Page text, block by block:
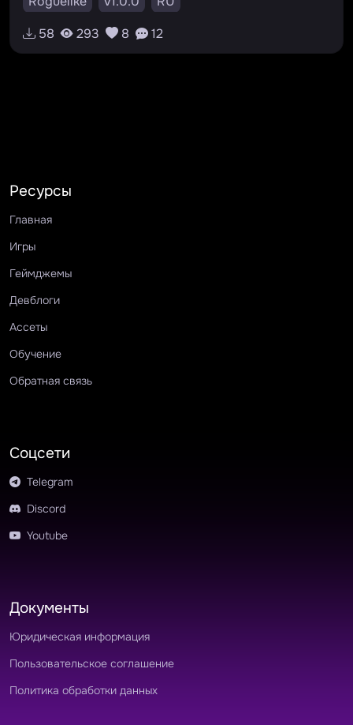
58
293 8 12
Ресурсы
Главная
Игры
Геймджемы
Девблоги
Ассеты
Обучение
Обратная связь
Соцсети
Telegram
Discord
Youtube
Документы
Юридическая информация
Пользовательское соглашение
Политика обработки данных